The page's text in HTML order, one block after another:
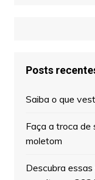
Posts
Saiba o que
Faça a troca de
moletom
Descubra